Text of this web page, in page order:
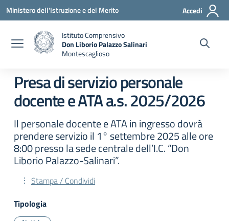
Vai ai contenuti
Vai al menu di navigazione
Vai al footer
Ministero dell'Istruzione e del Merito Accedi
Istituto Comprensivo
Don Liborio Palazzo Salinari
Montescaglioso
Presa di servizio personale
docente e ATA a.s. 2025/2026
Il personale docente e ATA in ingresso dovrà
prendere servizio il 1° settembre 2025 alle ore
8:00 presso la sede centrale dell’I.C. “Don
Liborio Palazzo-Salinari”.
Stampa / Condividi
Tipologia